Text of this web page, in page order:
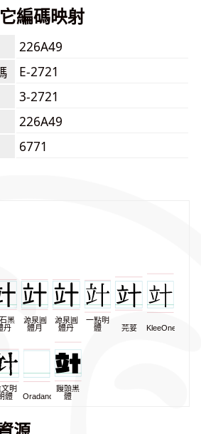
編碼映射
226A49
E-2721
3-2721
226A49
6771
黑
丹
源泉圓
體月
源泉圓
體丹
一點明
體
芫荽 KleeOne
文明
體
Oradano
饅頭黑
體